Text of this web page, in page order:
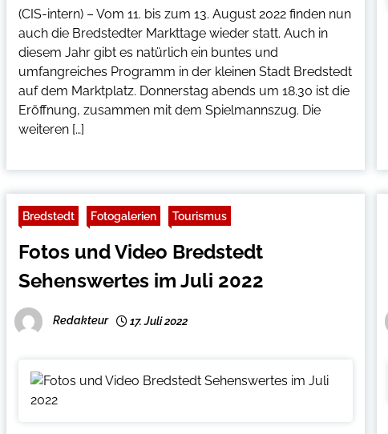
(CIS-intern) – Vom 11. bis zum 13. August 2022 finden nun
auch die Bredstedter Markttage wieder statt. Auch in
diesem Jahr gibt es natürlich ein buntes und
umfangreiches Programm in der kleinen Stadt Bredstedt
auf dem Marktplatz. Donnerstag abends um 18.30 ist die
Eröffnung, zusammen mit dem Spielmannszug. Die
weiteren […]
Bredstedt Fotogalerien Tourismus
Fotos und Video Bredstedt
Sehenswertes im Juli 2022
Redakteur 17. Juli 2022